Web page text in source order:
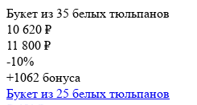
Букет из 35 белых тюльпанов
10 620 ₽
11 800 ₽
-10%
+1062 бонуса
Букет из 25 белых тюльпанов